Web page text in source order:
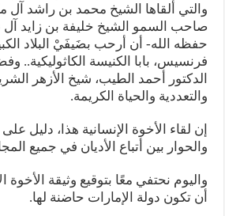
والتي ألقاها الشيخ محمد بن راشد
صاحب السمو الشيخ خليفة بن زايد آل
حفظه الله- أن أرحب بضَيفَيْ البلاد
فرنسيس، بابا الكنيسة الكاثوليكية..
الدكتور أحمد الطيب، شيخ الأزهر
والتعددية والحياة الكريمة.
إن لقاء الأخوة الإنسانية هذا، دليل
والحوار بين أتباع الأديان في جميع
واليوم نحتفي معًا بتوقيع وثيقة الأخوة
أن تكون دولة الإمارات حاضنة لها.